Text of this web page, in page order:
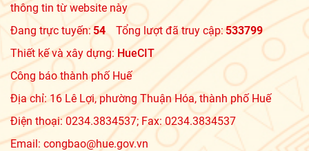
thông tin từ website này
Đang trực tuyến:54 Tổng lượt đã truy cập:533799
Thiết kế và xây dựng: HueCIT
Công báo thành phố Huế
Địa chỉ: 16 Lê Lợi, phường Thuận Hóa, thành phố Huế
Điện thoại: 0234.3834537; Fax: 0234.3834537
Email: congbao@hue.gov.vn